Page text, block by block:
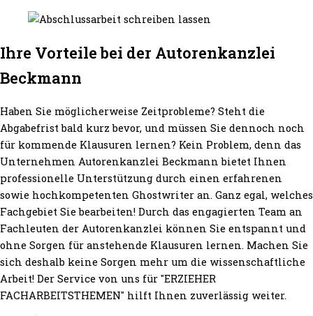
Ihre Vorteile bei der Autorenkanzlei
Beckmann
Haben Sie möglicherweise Zeitprobleme? Steht die
Abgabefrist bald kurz bevor, und müssen Sie dennoch noch
für kommende Klausuren lernen? Kein Problem, denn das
Unternehmen Autorenkanzlei Beckmann bietet Ihnen
professionelle Unterstützung durch einen erfahrenen
sowie hochkompetenten Ghostwriter an. Ganz egal, welches
Fachgebiet Sie bearbeiten! Durch das engagierten Team an
Fachleuten der Autorenkanzlei können Sie entspannt und
ohne Sorgen für anstehende Klausuren lernen. Machen Sie
sich deshalb keine Sorgen mehr um die wissenschaftliche
Arbeit! Der Service von uns für "ERZIEHER
FACHARBEITSTHEMEN" hilft Ihnen zuverlässig weiter.